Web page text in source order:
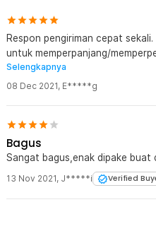
Rincian yang Anda dapatkan
1 x ACEBON Gelas Lipat
350ml - M6
Respon pengiriman cepat
untuk memperpanjang/
dipuntir, mudah2an bahan
Selengkapnya
08 Dec 2021, E*****g
Bagus
Sangat bagus,enak dipake buat
13 Nov 2021, J*****i Verified